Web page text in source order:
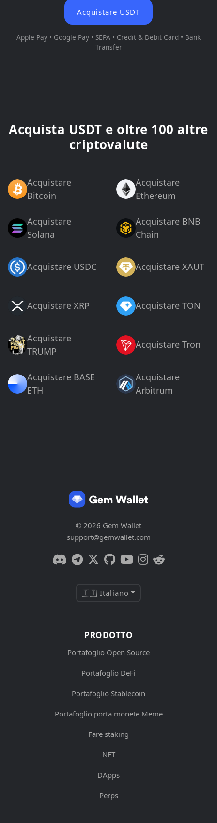
Acquistare USDT
Apple Pay • Google Pay • SEPA • Credit & Debit Card • Bank
Transfer
Acquista USDT e oltre 100 altre
criptovalute
Acquistare
Bitcoin
Acquistare
Ethereum
Acquistare
Solana
Acquistare BNB
Chain
Acquistare USDC Acquistare XAUT
Acquistare XRP Acquistare TON
Acquistare
TRUMP
Acquistare Tron
Acquistare BASE
ETH
Acquistare
Arbitrum
© 2026 Gem Wallet
support@gemwallet.com
🇮🇹 Italiano
PRODOTTO
Portafoglio Open Source
Portafoglio DeFi
Portafoglio Stablecoin
Portafoglio porta monete Meme
Fare staking
NFT
DApps
Perps